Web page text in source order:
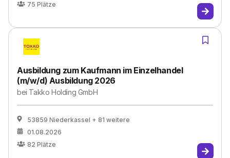
75 Plätze
Ausbildung zum Kaufmann im Einzelhandel
(m/w/d) Ausbildung 2026
bei Takko Holding GmbH
53859 Niederkassel + 81 weitere
01.08.2026
82 Plätze